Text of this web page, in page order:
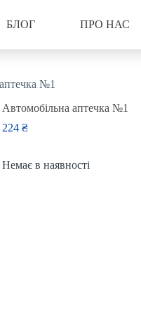
БЛОГ ПРО НАС
№1
Автомобільна аптечка №1
224 ₴
Немає в наявності